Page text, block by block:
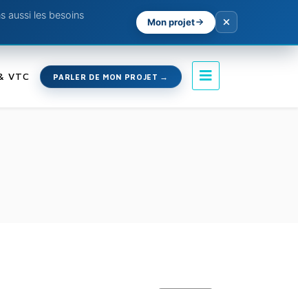
aussi les besoins
Mon projet
VTC PARLER DE MON PROJET